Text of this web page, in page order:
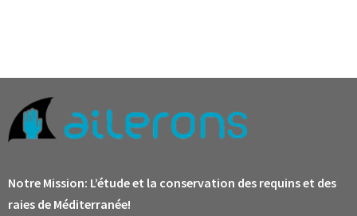
Notre Mission: L’étude et la conservation des requins et des
raies de Méditerranée!